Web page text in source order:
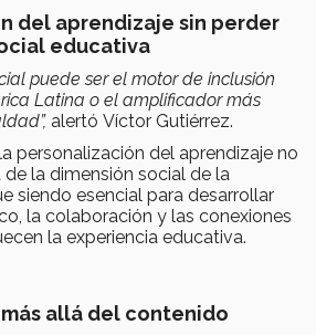
del aprendizaje sin perder
educativa
puede ser el motor de inclusión
Latina o el amplificador más
alertó Víctor Gutiérrez.
personalización del aprendizaje no
la dimensión social de la
siendo esencial para desarrollar
la colaboración y las conexiones
la experiencia educativa.
allá del contenido